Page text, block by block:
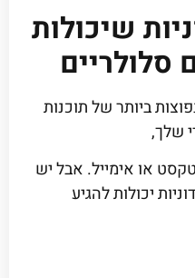
שיכולות
סלולריים
ביותר של תוכנות
שלך,
או אימייל. אבל יש
יכולות להגיע